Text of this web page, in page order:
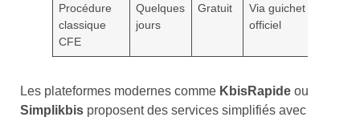
Procédure
classique
CFE
Quelques
jours
Gratuit
Via guichet
officiel
Les plateformes modernes comme KbisRapide ou
Simplikbis proposent des services simplifiés avec